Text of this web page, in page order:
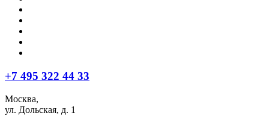
+7 495 322 44 33
Москва,
ул. Дольская, д. 1